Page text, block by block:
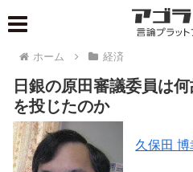
ホーム 経済
日銀の原田審議委員は
を投じたのか
久保田 博